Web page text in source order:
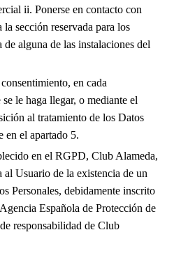
ii. Ponerse en contacto con
sección reservada para los
alguna de las instalaciones del
en cada
le haga llegar, o mediante el
al tratamiento de los Datos
en el apartado 5.
en el RGPD, Club Alameda,
Usuario de la existencia de un
Personales, debidamente inscrito
Española de Protección de
responsabilidad de Club